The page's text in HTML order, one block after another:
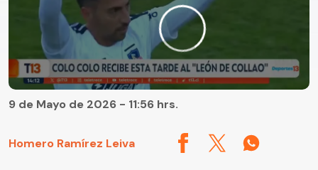
Homero Ramírez Leiva
9 de Mayo de 2026 - 11:56 hrs.